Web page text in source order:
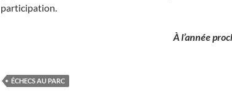
participation.
À l’année
ÉCHECS AU PARC